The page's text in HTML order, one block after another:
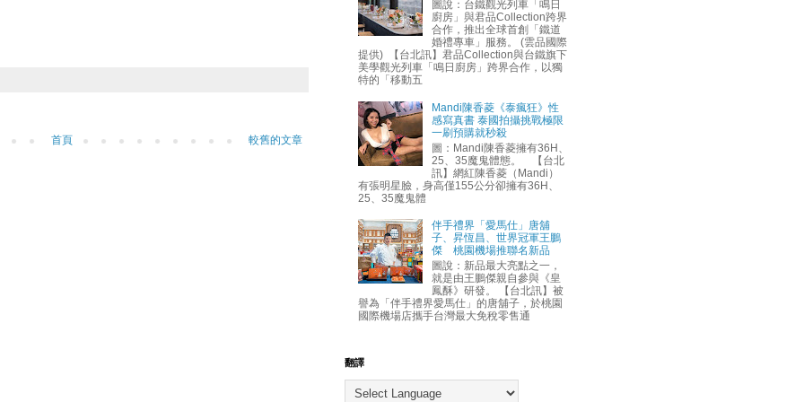
較舊的文章
首頁
圖說：台鐵觀光列車「鳴日
廚房」與君品Collection跨界
合作，推出全球首創「鐵道
婚禮專車」服務。 (雲品國際
提供) 【台北訊】君品Collection與台鐵旗下
美學觀光列車「鳴日廚房」跨界合作，以獨
特的「移動五
Mandi陳香菱《泰瘋狂》性
感寫真書 泰國拍攝挑戰極限
一刷預購就秒殺
圖：Mandi陳香菱擁有36H、
25、35魔鬼體態。 【台北
訊】網紅陳香菱（Mandi）
有張明星臉，身高僅155公分卻擁有36H、
25、35魔鬼體
伴手禮界「愛馬仕」唐舖
子、昇恆昌、世界冠軍王鵬
傑 桃園機場推聯名新品
圖說：新品最大亮點之一，
就是由王鵬傑親自參與《皇
鳳酥》研發。 【台北訊】被
譽為「伴手禮界愛馬仕」的唐舖子，於桃園
國際機場店攜手台灣最大免稅零售通
翻譯